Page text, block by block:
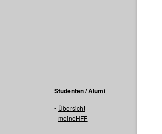
Studenten / Alumi
Übersicht
meineHFF